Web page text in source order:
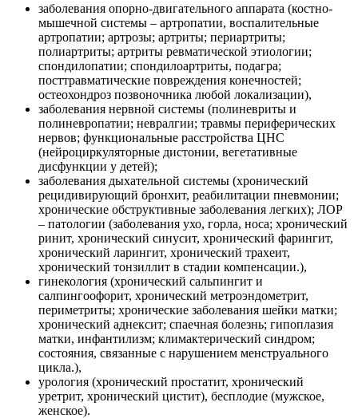
заболевания опорно-двигательного аппарата (костно-
мышечной системы – артропатии, воспалительные
артропатии; артрозы; артриты; периартриты;
полиартриты; артриты ревматической этиологии;
спондилопатии; спондилоартриты, подагра;
посттравматические повреждения конечностей;
остеохондроз позвоночника любой локализации),
заболевания нервной системы (полиневриты и
полиневропатии; невралгии; травмы периферических
нервов; функциональные расстройства ЦНС
(нейроциркуляторные дистонии, вегетативные
дисфункции у детей);
заболевания дыхательной системы (хронический
рецидивирующий бронхит, реабилитации пневмонии;
хронические обструктивные заболевания легких); ЛОР
– патологии (заболевания ухо, горла, носа; хронический
ринит, хронический синусит, хронический фарингит,
хронический ларингит, хронический трахеит,
хронический тонзиллит в стадии компенсации.),
гинекология (хронический сальпингит и
салпингоофорит, хронический метроэндометрит,
периметриты; хронические заболевания шейки матки;
хронический аднексит; спаечная болезнь; гипоплазия
матки, инфантилизм; климактерический синдром;
состояния, связанные с нарушением менструального
цикла.),
урология (хронический простатит, хронический
уретрит, хронический цистит), бесплодие (мужское,
женское).